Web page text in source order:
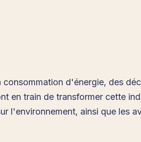
d'énergie, des
en train de transformer cette
l'environnement, ainsi que les